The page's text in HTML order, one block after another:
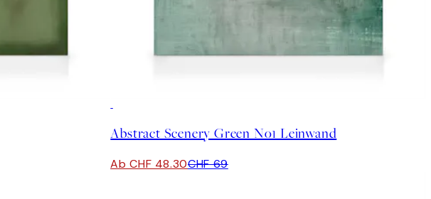
Abstract Scenery Green No1 Leinwand
Ab CHF 48.30CHF 69